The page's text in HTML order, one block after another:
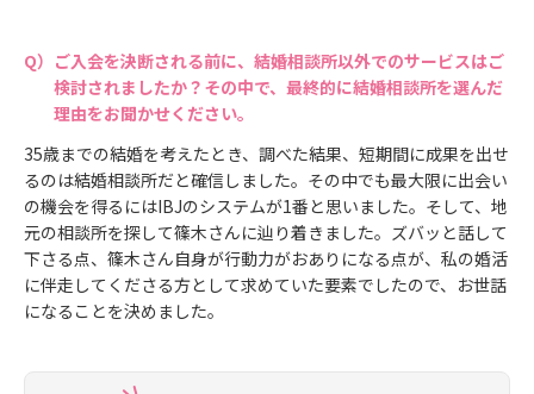
ご入会を決断される前に、結婚相談所以外でのサービスはご
検討されましたか？その中で、最終的に結婚相談所を選んだ
理由をお聞かせください。
35歳までの結婚を考えたとき、調べた結果、短期間に成果を出せ
るのは結婚相談所だと確信しました。その中でも最大限に出会い
の機会を得るにはIBJのシステムが1番と思いました。そして、地
元の相談所を探して篠木さんに辿り着きました。ズバッと話して
下さる点、篠木さん自身が行動力がおありになる点が、私の婚活
に伴走してくださる方として求めていた要素でしたので、お世話
になることを決めました。